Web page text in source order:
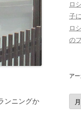
ンニングか
ロ
子
ロ
の
ア
ア
ー
カ